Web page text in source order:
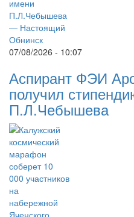
07/08/2026 - 10:07
Аспирант ФЭИ
получил
П.Л.Чебышева